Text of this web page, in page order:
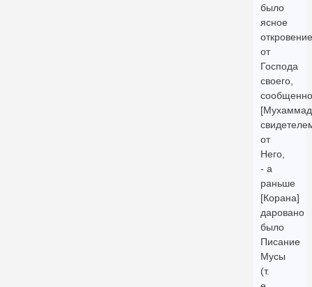
было
ясное
откровение
от
Господа
своего,
от
Него,
- а
раньше
[Корана]
даровано
было
Писание
Мусы
(т.